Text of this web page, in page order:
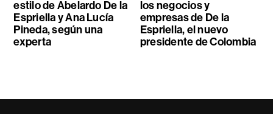
estilo de Abelardo De la
Espriella y Ana Lucía
Pineda, según una
experta
los negocios y
empresas de De la
Espriella, el nuevo
presidente de Colombia